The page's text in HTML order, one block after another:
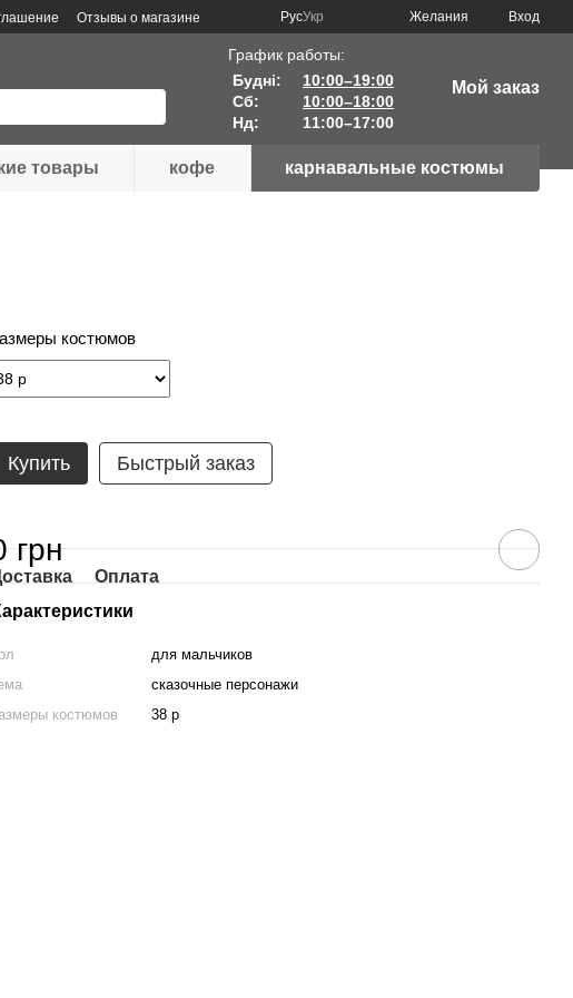
Отзывы о магазине РусУкр Желания Вход
График работы:
Будні:
10:00–19:00
Сб:
10:00–18:00
Нд:
11:00–17:00
Мой заказ
товары кофе карнавальные костюмы
костюмов
Купить Быстрый заказ
грн
Оплата
для мальчиков
сказочные персонажи
костюмов
38 р